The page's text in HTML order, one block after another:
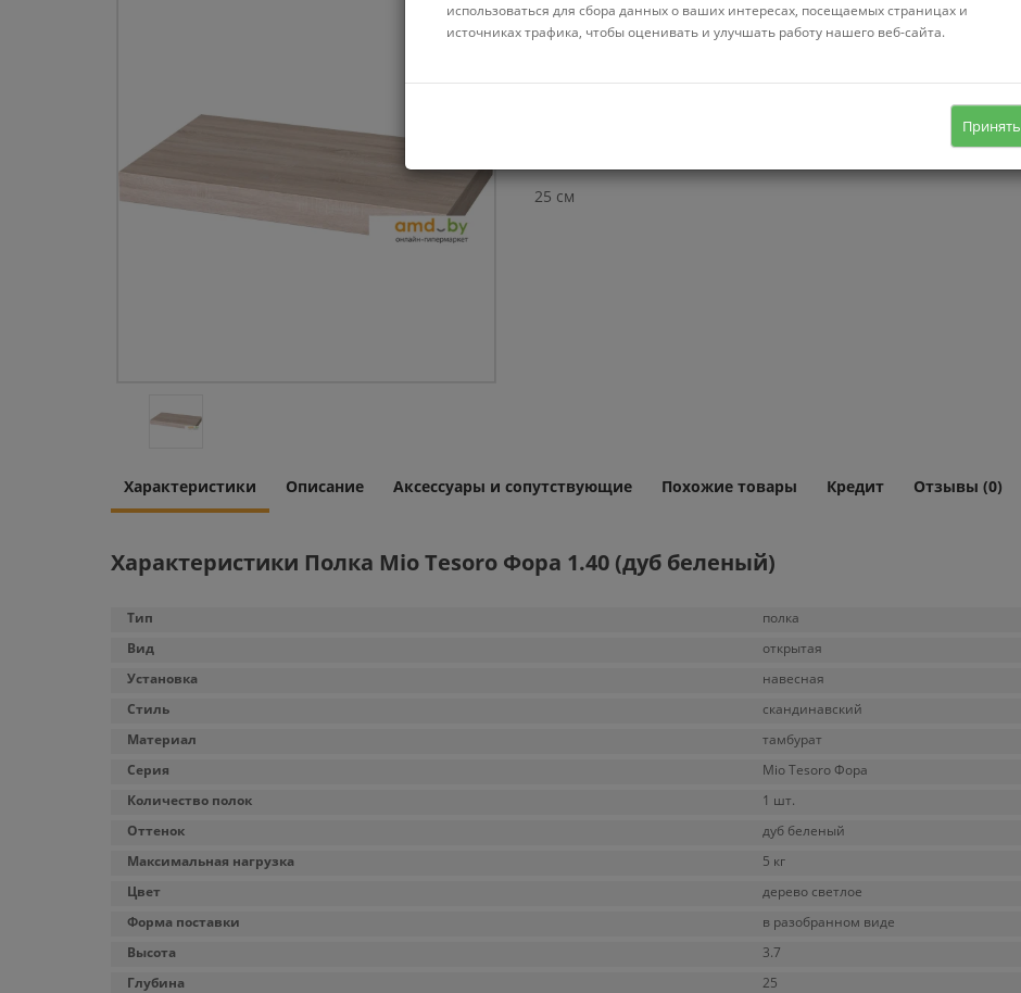
навесная установка, открытая, 1
полка, материал: тамбурат, стиль:
25 см
Нет в наличии
Характеристики Описание Аксессуары и сопутствующие Похожие товары Кредит Отзывы (0)
Характеристики Полка Mio Tesoro Фора 1.40 (дуб беленый)
Тип
полка
Вид
открытая
Установка
навесная
Стиль
скандинавский
Материал
тамбурат
Серия
Mio Tesoro Фора
Количество полок
1 шт.
Оттенок
дуб беленый
Максимальная нагрузка
5 кг
Цвет
дерево светлое
Форма поставки
в разобранном виде
Высота
3.7
Глубина
25
использоваться для сбора данных о ваших интересах, посещаемых страницах и
источниках трафика, чтобы оценивать и улучшать работу нашего веб-сайта.
Принять